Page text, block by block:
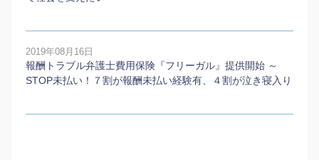
2019年08月16日
報酬トラブル弁護士費用保険『フリーガル』提供開始 ～
STOP未払い！７割が報酬未払い経験有、４割が泣き寝入り